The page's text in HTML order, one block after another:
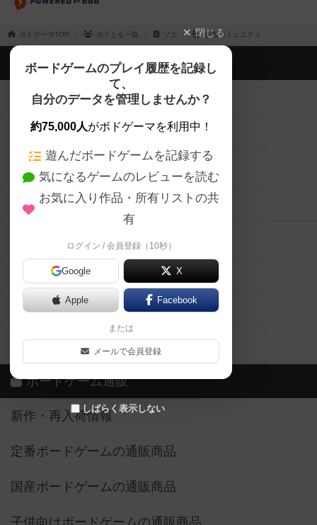
ボドゲーマTOP ボドとも一覧 ゾエ 参加コミュニティ
閉じる
ボードゲームのプレイ履歴を記録し
て、
自分のデータを管理しませんか？
約75,000人がボドゲーマを利用中！
遊んだボードゲームを記録する
気になるゲームのレビューを読む
お気に入り作品・所有リストの共
有
ログイン / 会員登録（10秒）
Google X
Apple Facebook
または
メールで会員登録
しばらく表示しない
ボドゲーマTOP
ボードゲームを検索する
ボードゲームの新着レビュー
ボードゲーム会情報
メカニクス特集
掲示板・トピックス
ボドとも・会員一覧
ボードゲーム業界コラム
ボドゲーマご利用案内
ボードゲーム通販
新作・再入荷情報
定番ボードゲームの通販商品
国産ボードゲームの通販商品